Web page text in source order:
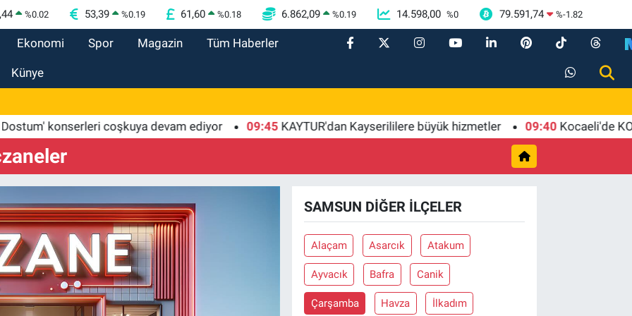
%0.02 53,39 %0.19 61,60 %0.18 6.862,09 %0.19 14.598,00 %0 79.591,74 %-1.82
Ekonomi Spor Magazin Tüm Haberler
Künye
konserleri coşkuya devam ediyor 09:45 KAYTUR'dan Kayserililere büyük hizmetler 09:40 Kocaeli'de
SAMSUN DIĞER İLÇELER
Alaçam Asarcık Atakum
Ayvacık Bafra Canik
Çarşamba Havza İlkadım